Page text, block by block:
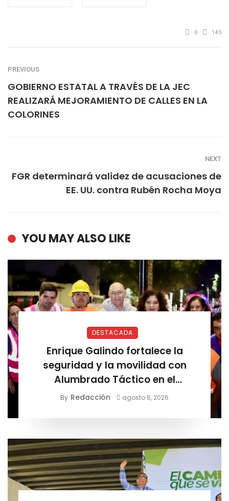
0 145
PREVIOUS
GOBIERNO ESTATAL A TRAVÉS DE LA JEC
REALIZARÁ MEJORAMIENTO DE CALLES EN LA
COLORINES
NEXT
FGR determinará validez de acusaciones de
EE. UU. contra Rubén Rocha Moya
YOU MAY ALSO LIKE
DESTACADA
Enrique Galindo fortalece la
seguridad y la movilidad con
Alumbrado Táctico en el
Corredor Lomas
By Redacción agosto 5, 2026